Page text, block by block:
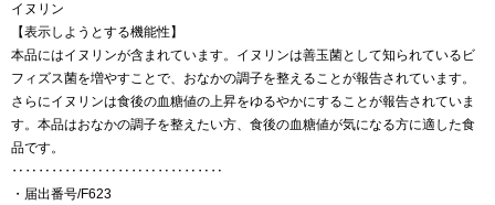
イヌリン
【表示しようとする機能性】
本品にはイヌリンが含まれています。イヌリンは善玉菌として知られているビ
フィズス菌を増やすことで、おなかの調子を整えることが報告されています。
さらにイヌリンは食後の血糖値の上昇をゆるやかにすることが報告されていま
す。本品はおなかの調子を整えたい方、食後の血糖値が気になる方に適した食
品です。
‥‥‥‥‥‥‥‥‥‥‥‥‥‥‥‥
・届出番号/F623